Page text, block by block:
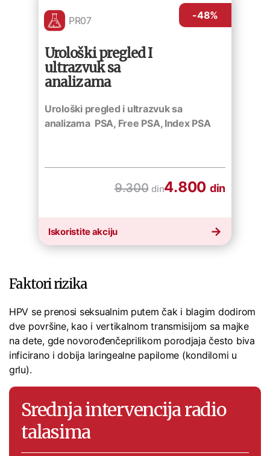
PR07
Urološki pregled I
ultrazvuk sa
analizama
Urološki pregled i ultrazvuk sa
analizama PSA, Free PSA, Index PSA
-48%
9.300 din4.800 din
Iskoristite akciju
Faktori rizika
HPV se prenosi seksualnim putem čak i blagim dodirom
dve površine, kao i vertikalnom transmisijom sa majke
na dete, gde novorođenčeprilikom porodjaja često biva
inficirano i dobija laringealne papilome (kondilomi u
grlu).
Srednja intervencija radio
talasima